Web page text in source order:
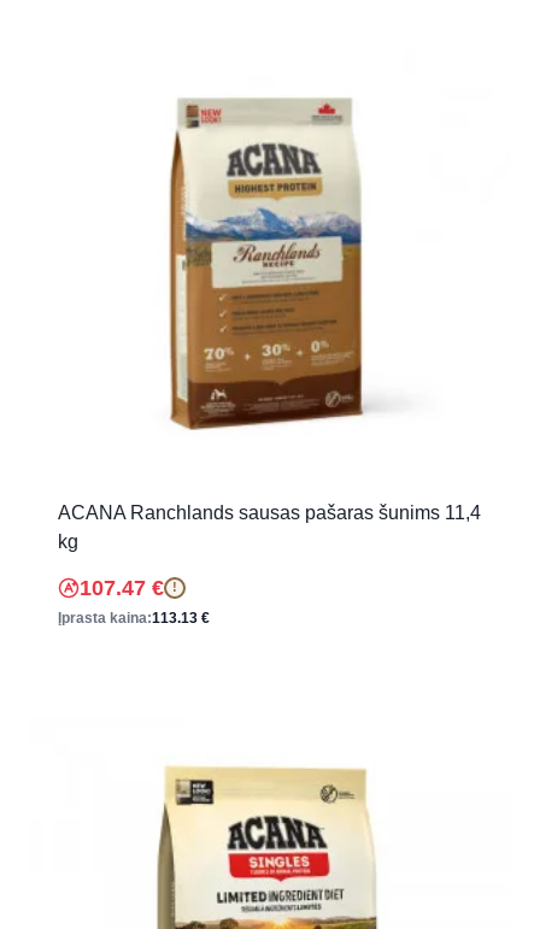
ACANA Ranchlands sausas pašaras šunims 11,4
kg
107.47 € !
Įprasta kaina:113.13 €